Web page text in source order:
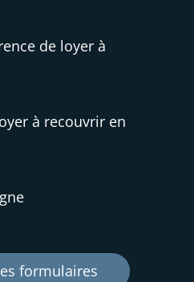
de loyer à
à recouvrir en
formulaires